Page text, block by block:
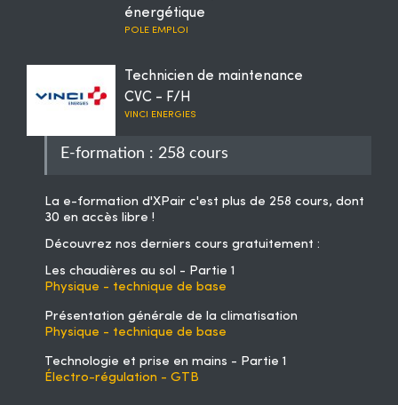
énergétique
POLE EMPLOI
Technicien de maintenance
CVC - F/H
VINCI ENERGIES
E-formation : 258 cours
La e-formation d'XPair c'est plus de 258 cours, dont
30 en accès libre !
Découvrez nos derniers cours gratuitement :
Les chaudières au sol - Partie 1
Physique - technique de base
Présentation générale de la climatisation
Physique - technique de base
Technologie et prise en mains - Partie 1
Électro-régulation - GTB